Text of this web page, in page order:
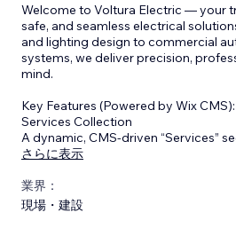
Welcome to Voltura Electric — your
safe, and seamless electrical
and lighting design to commercial
systems, we deliver precision,
mind.
Key Features (Powered by Wix CMS):
Services Collection
A dynamic, CMS-driven “Services”
さらに表示
業界：
現場・建設